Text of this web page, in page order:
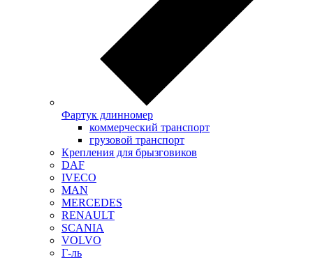
Фартук длинномер
коммерческий транспорт
грузовой транспорт
Крепления для брызговиков
DAF
IVECO
MAN
MERCEDES
RENAULT
SCANIA
VOLVO
Г-ль